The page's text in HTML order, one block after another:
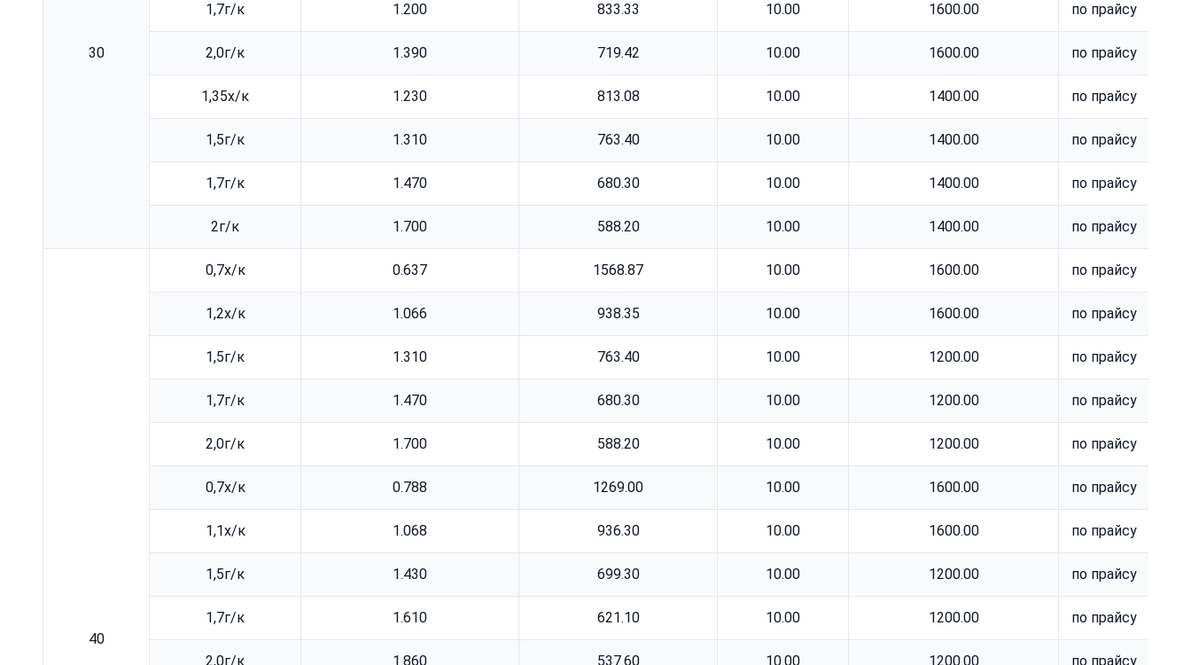
30
1,7г/к 1.200 833.33 10.00 1600.00 по прайсу
2,0г/к 1.390 719.42 10.00 1600.00 по прайсу
1,35х/к 1.230 813.08 10.00 1400.00 по прайсу
1,5г/к 1.310 763.40 10.00 1400.00 по прайсу
1,7г/к 1.470 680.30 10.00 1400.00 по прайсу
2г/к 1.700 588.20 10.00 1400.00 по прайсу
40
0,7х/к 0.637 1568.87 10.00 1600.00 по прайсу
1,2х/к 1.066 938.35 10.00 1600.00 по прайсу
1,5г/к 1.310 763.40 10.00 1200.00 по прайсу
1,7г/к 1.470 680.30 10.00 1200.00 по прайсу
2,0г/к 1.700 588.20 10.00 1200.00 по прайсу
0,7х/к 0.788 1269.00 10.00 1600.00 по прайсу
1,1х/к 1.068 936.30 10.00 1600.00 по прайсу
1,5г/к 1.430 699.30 10.00 1200.00 по прайсу
1,7г/к 1.610 621.10 10.00 1200.00 по прайсу
2,0г/к 1.860 537.60 10.00 1200.00 по прайсу